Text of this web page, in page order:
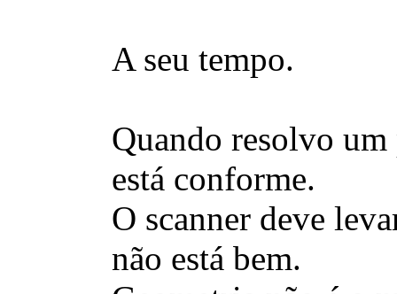
A seu tempo.
Quando resolvo um
está conforme.
O scanner deve
não está bem.